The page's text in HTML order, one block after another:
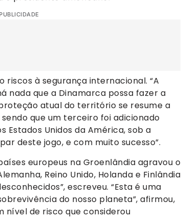
à segurança internacional. “A
nada que a Dinamarca possa fazer a
atual do território se resume a
que um terceiro foi adicionado
Estados Unidos da América, sob a
deste jogo, e com muito sucesso”.
europeus na Groenlândia agravou o
Reino Unido, Holanda e Finlândia
escreveu. “Esta é uma
do nosso planeta”, afirmou,
nível de risco que considerou